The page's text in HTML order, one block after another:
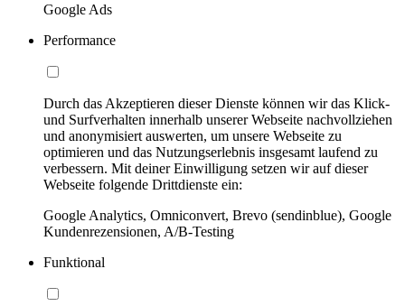
Google Ads
Performance
Durch das Akzeptieren dieser Dienste können wir das Klick-
und Surfverhalten innerhalb unserer Webseite nachvollziehen
und anonymisiert auswerten, um unsere Webseite zu
optimieren und das Nutzungserlebnis insgesamt laufend zu
verbessern. Mit deiner Einwilligung setzen wir auf dieser
Webseite folgende Drittdienste ein:
Google Analytics, Omniconvert, Brevo (sendinblue), Google
Kundenrezensionen, A/B-Testing
Funktional